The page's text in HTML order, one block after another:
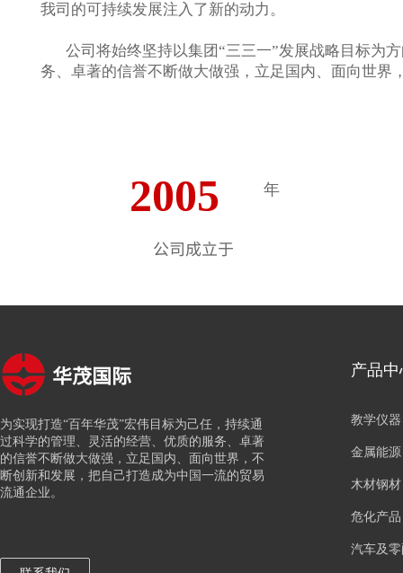
我司的可持续发展注入了新的动力。
公司将始终坚持以集团“三三一”发展战略目标为方
务、卓著的信誉不断做大做强，立足国内、面向世
年
2005
公司成立于
华茂国际
为实现打造“百年华茂”宏伟目标为己任，持续通
过科学的管理、灵活的经营、优质的服务、卓著
的信誉不断做大做强，立足国内、面向世界，不
断创新和发展，把自己打造成为中国一流的贸易
流通企业。
产品中
教学仪器
金属能源
木材钢材
危化产品
汽车及